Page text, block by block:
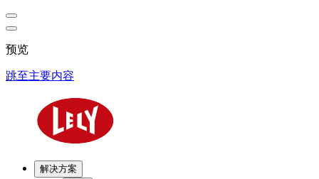
预览
跳至主要内容
解决方案